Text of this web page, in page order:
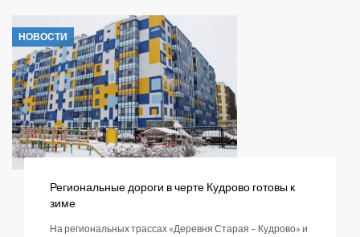
НОВОСТИ
Региональные дороги в черте Кудрово готовы к
зиме
На региональных трассах «Деревня Старая – Кудрово» и